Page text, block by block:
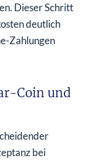
Dieser Schritt
deutlich
Zahlungen
Coin und
bei